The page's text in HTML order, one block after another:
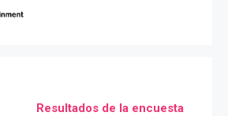
Resultados de la encuesta